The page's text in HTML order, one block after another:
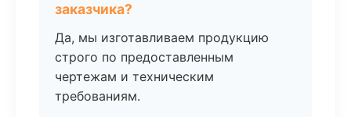
заказчика?
Да, мы изготавливаем продукцию
строго по предоставленным
чертежам и техническим
требованиям.